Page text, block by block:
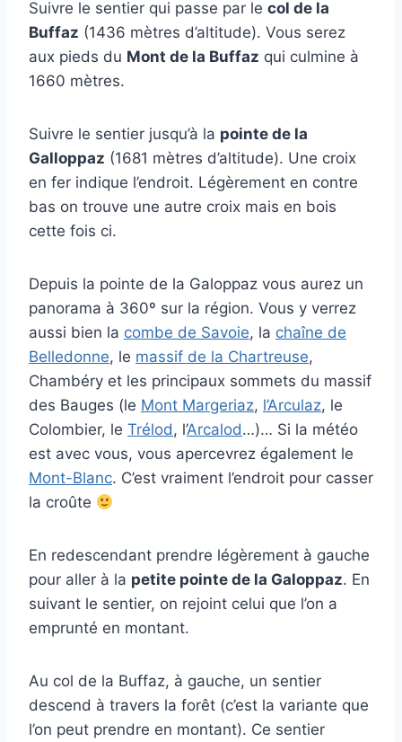
Suivre le sentier qui passe par le col de la
Buffaz (1436 mètres d’altitude). Vous serez
aux pieds du Mont de la Buffaz qui culmine à
1660 mètres.
Suivre le sentier jusqu’à la pointe de la
Galloppaz (1681 mètres d’altitude). Une croix
en fer indique l’endroit. Légèrement en contre
bas on trouve une autre croix mais en bois
cette fois ci.
Depuis la pointe de la Galoppaz vous aurez un
panorama à 360º sur la région. Vous y verrez
aussi bien la combe de Savoie, la chaîne de
Belledonne, le massif de la Chartreuse,
Chambéry et les principaux sommets du massif
des Bauges (le Mont Margeriaz, l’Arculaz, le
Colombier, le Trélod, l’Arcalod…)… Si la météo
est avec vous, vous apercevrez également le
Mont-Blanc. C’est vraiment l’endroit pour casser
la croûte
En redescendant prendre légèrement à gauche
pour aller à la petite pointe de la Galoppaz. En
suivant le sentier, on rejoint celui que l’on a
emprunté en montant.
Au col de la Buffaz, à gauche, un sentier
descend à travers la forêt (c’est la variante que
l’on peut prendre en montant). Ce sentier